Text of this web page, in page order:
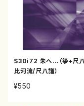
S30i72 朱へ…（箏+尺
比河流/尺八譜）
¥550